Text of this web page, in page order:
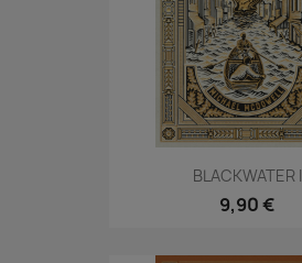
BLACKWATER I
9,90 €